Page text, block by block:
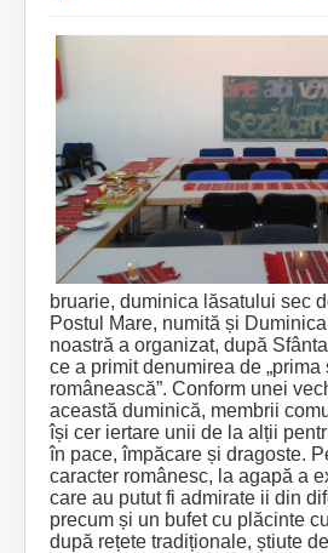
bruarie, duminica lăsatului sec
Postul Mare, numită și
noastră a organizat, după
ce a primit denumirea de „prima
românească”. Conform unei
această duminică, membrii
își cer iertare unii de la alții
în pace, împăcare și dragoste.
caracter românesc, la agapă a
care au putut fi admirate ii din
precum și un bufet cu plăcinte
după rețete tradiționale, știute